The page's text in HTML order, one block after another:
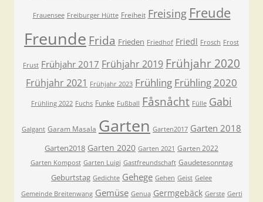
Frauensee Freiburger Hütte Freiheit Freising Freude
Freunde Frida Frieden Friedhof Friedl Frosch Frost
Frust Frühjahr 2017 Frühjahr 2019 Frühjahr 2020
Frühjahr 2021 Frühjahr 2023 Frühling Frühling 2020
Frühling 2022 Fuchs Funke Fußball Fåsnåcht Fülle Gabi
Galgant Garam Masala Garten Garten2017 Garten 2018
Garten2018 Garten 2020 Garten 2021 Garten 2022
Garten Kompost Garten Luigi Gastfreundschaft Gaudetesonntag
Geburtstag Gedichte Gehege Gehen Geist Gelee
Gemeinde Breitenwang Gemüse Genua Germgebäck Gerste Gerti